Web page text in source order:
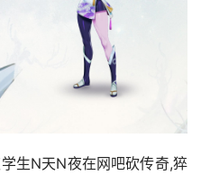
生N天N夜在网吧砍传奇,猝